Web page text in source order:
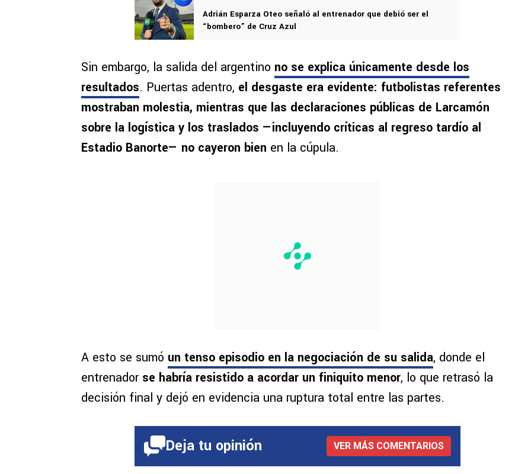
Adrián Esparza Oteo señaló al entrenador que debió ser el
“bombero” de Cruz Azul
Sin embargo, la salida del argentino no se explica únicamente desde los
resultados. Puertas adentro, el desgaste era evidente: futbolistas referentes
mostraban molestia, mientras que las declaraciones públicas de Larcamón
sobre la logística y los traslados —incluyendo críticas al regreso tardío al
Estadio Banorte— no cayeron bien en la cúpula.
A esto se sumó un tenso episodio en la negociación de su salida, donde el
entrenador se habría resistido a acordar un finiquito menor, lo que retrasó la
decisión final y dejó en evidencia una ruptura total entre las partes.
Deja tu opinión VER MÁS COMENTARIOS